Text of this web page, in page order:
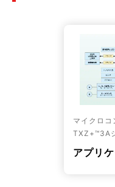
マイクロ
TXZ+™3A
アプリ